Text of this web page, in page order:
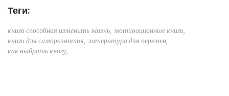
Теги:
книга способная изменить жизнь, мотивационные книги,
книги для саморазвития, литература для перемен,
как выбрать книгу,